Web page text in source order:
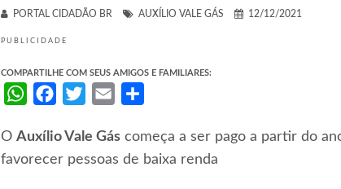
PORTAL CIDADÃO BR AUXÍLIO VALE GÁS 12/12/2021
PUBLICIDADE
COMPARTILHE COM SEUS AMIGOS E FAMILIARES:
WhatsAppFacebook
TwitterEmail
O Auxílio Vale Gáscomeça a ser pago a partir do
favorecer pessoas de baixa renda